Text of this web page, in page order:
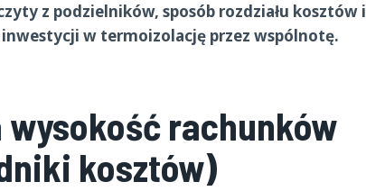
z podzielników, sposób rozdziału kosztów i
w termoizolację przez wspólnotę.
wysokość rachunków
kosztów)